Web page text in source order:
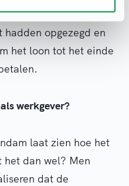
de stafleden hun
opgezegd en
het loon tot het einde
werkgever?
laat zien hoe het
het dan wel? Men
dat de